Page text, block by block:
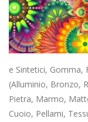
e Sintetici, Gomma,
(Alluminio, Bronzo,
Pietra, Marmo,
Cuoio, Pellami,